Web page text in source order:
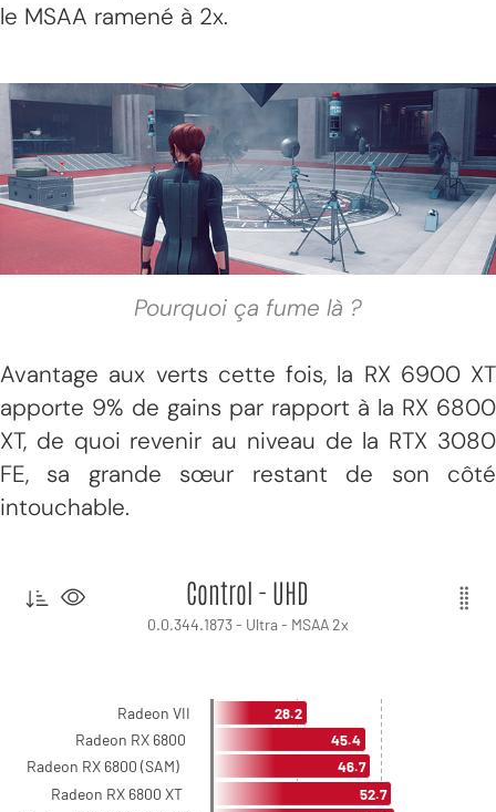
le MSAA ramené à 2x.
Pourquoi ça fume là ?
Avantage aux verts cette fois, la RX 6900 XT
apporte 9% de gains par rapport à la RX 6800
XT, de quoi revenir au niveau de la RTX 3080
FE, sa grande sœur restant de son côté
intouchable.